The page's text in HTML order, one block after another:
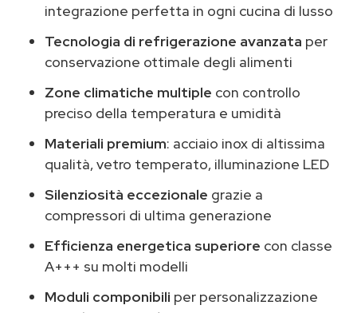
integrazione perfetta in ogni cucina di lusso
Tecnologia di refrigerazione avanzata per
conservazione ottimale degli alimenti
Zone climatiche multiple con controllo
preciso della temperatura e umidità
Materiali premium: acciaio inox di altissima
qualità, vetro temperato, illuminazione LED
Silenziosità eccezionale grazie a
compressori di ultima generazione
Efficienza energetica superiore con classe
A+++ su molti modelli
Moduli componibili per personalizzazione